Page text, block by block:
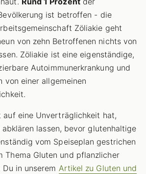
ist betroffen - die
Zöliakie geht
von zehn Betroffenen nichts von
Zöliakie ist eine eigenständige,
Autoimmunerkrankung und
von einer allgemeinen
auf eine Unverträglichkeit hat,
lassen, bevor glutenhaltige
vom Speiseplan gestrichen
Thema Gluten und pflanzlicher
in unserem Artikel zu Gluten und